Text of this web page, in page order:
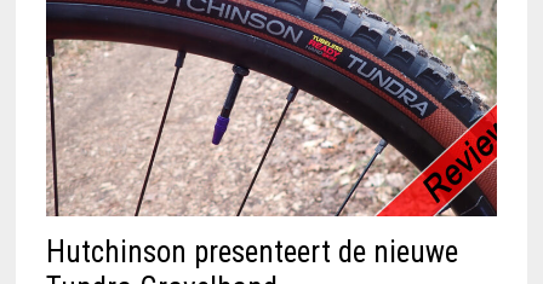
Hutchinson presenteert de nieuwe